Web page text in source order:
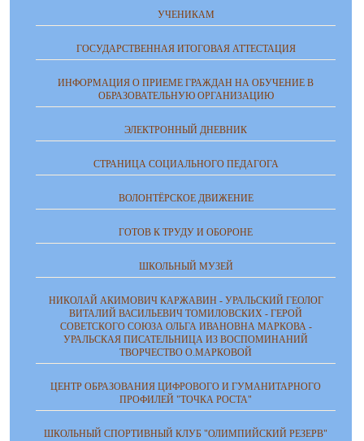
УЧЕНИКАМ
ГОСУДАРСТВЕННАЯ ИТОГОВАЯ АТТЕСТАЦИЯ
ИНФОРМАЦИЯ О ПРИЕМЕ ГРАЖДАН НА ОБУЧЕНИЕ В
ОБРАЗОВАТЕЛЬНУЮ ОРГАНИЗАЦИЮ
ЭЛЕКТРОННЫЙ ДНЕВНИК
СТРАНИЦА СОЦИАЛЬНОГО ПЕДАГОГА
ВОЛОНТЁРСКОЕ ДВИЖЕНИЕ
ГОТОВ К ТРУДУ И ОБОРОНЕ
ШКОЛЬНЫЙ МУЗЕЙ
НИКОЛАЙ АКИМОВИЧ КАРЖАВИН - УРАЛЬСКИЙ ГЕОЛОГ
ВИТАЛИЙ ВАСИЛЬЕВИЧ ТОМИЛОВСКИХ - ГЕРОЙ
СОВЕТСКОГО СОЮЗА ОЛЬГА ИВАНОВНА МАРКОВА -
УРАЛЬСКАЯ ПИСАТЕЛЬНИЦА ИЗ ВОСПОМИНАНИЙ
ТВОРЧЕСТВО О.МАРКОВОЙ
ЦЕНТР ОБРАЗОВАНИЯ ЦИФРОВОГО И ГУМАНИТАРНОГО
ПРОФИЛЕЙ "ТОЧКА РОСТА"
ШКОЛЬНЫЙ СПОРТИВНЫЙ КЛУБ "ОЛИМПИЙСКИЙ РЕЗЕРВ"